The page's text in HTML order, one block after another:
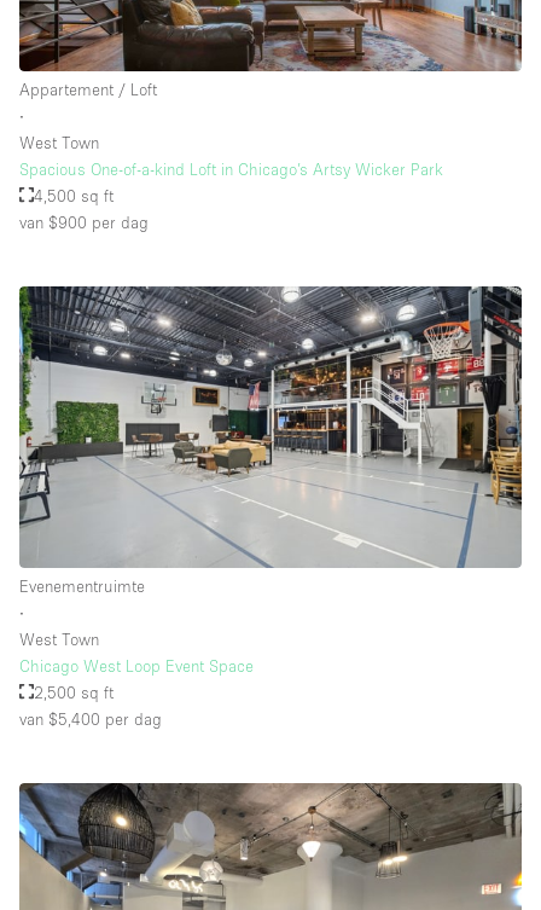
Appartement / Loft
∙
West Town
Spacious One-of-a-kind Loft in Chicago’s Artsy Wicker Park
4,500 sq ft
van $900 per dag
Evenementruimte
∙
West Town
Chicago West Loop Event Space
2,500 sq ft
van $5,400 per dag